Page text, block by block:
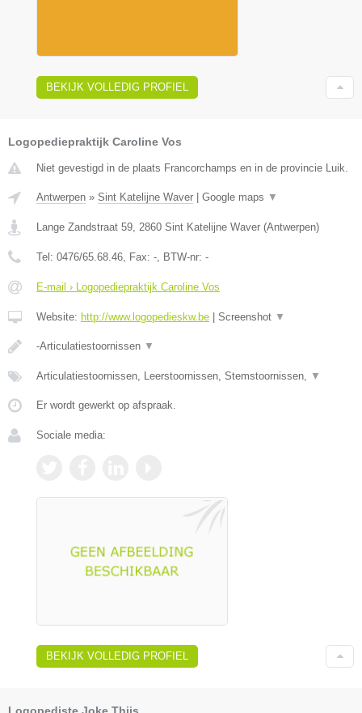
BEKIJK VOLLEDIG PROFIEL
Logopediepraktijk Caroline Vos
Niet gevestigd in de plaats Francorchamps en in de provincie Luik.
Antwerpen » Sint Katelijne Waver Google maps ▼
Lange Zandstraat 59, 2860 Sint Katelijne Waver (Antwerpen)
Tel: 0476/65.68.46, Fax: -, BTW-nr: -
E-mail › Logopediepraktijk Caroline Vos
Website: http://www.logopedieskw.be Screenshot ▼
-Articulatiestoornissen ▼
Articulatiestoornissen, Leerstoornissen, Stemstoornissen, ▼
Er wordt gewerkt op afspraak.
Sociale media:
BEKIJK VOLLEDIG PROFIEL
Logopediste Joke Thijs